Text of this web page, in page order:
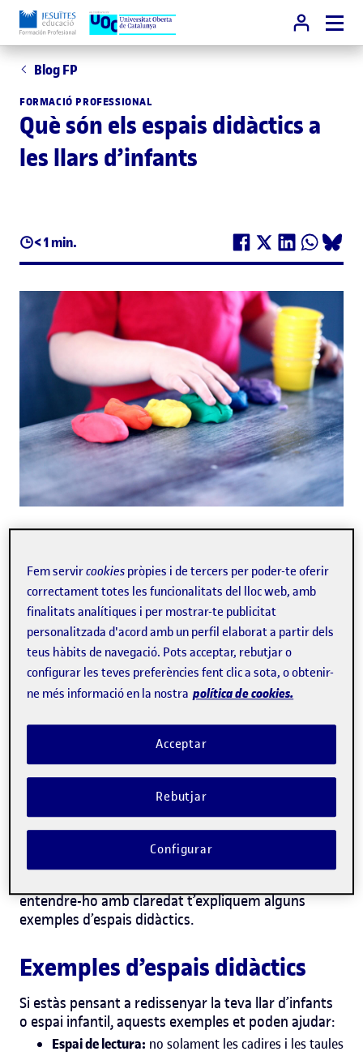
Blog FP
FORMACIÓ PROFESSIONAL
Què són els espais didàctics a
les llars d’infants
< 1 min.
d’infants i les primeres etapes de l’educació, que
van de zero a tres anys. Un dels temes que s’hi
tracten són els espais didàctics. Vegem en què
consisteixen.
Què són els espais
didàctics
En el disseny i la creació d’espais per a la mainada,
l’objectiu principal és el desenvolupament cognitiu
dels infants que van a la llar d’infants. Els espais
didàctics han d’estar adaptats a l’edat i l’alçada dels
alumnes. Poden agrupar diferents materials
didàctics en àrees diferents, com ara la cultural, la
entendre-ho amb claredat t’expliquem alguns
exemples d’espais didàctics.
Exemples d’espais didàctics
Si estàs pensant a redissenyar la teva llar d’infants
o espai infantil, aquests exemples et poden ajudar:
Espai de lectura: no solament les cadires i les taules
Fem servircookies pròpies i de tercers per poder-te oferir
correctament totes les funcionalitats del lloc web, amb
finalitats analítiques i per mostrar-te publicitat
personalitzada d'acord amb un perfil elaborat a partir dels
teus hàbits de navegació. Pots acceptar, rebutjar o
configurar les teves preferències fent clic a sota, o obtenir-
ne més informació en la nostra política de cookies.
Rebutjar
Acceptar
Configurar